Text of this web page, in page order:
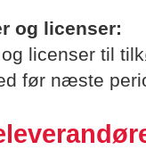
og licenser:
licenser til
før næste